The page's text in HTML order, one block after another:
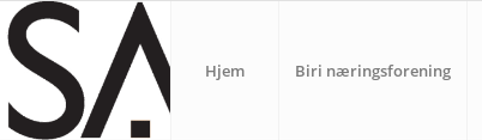
Hjem Biri næringsforening